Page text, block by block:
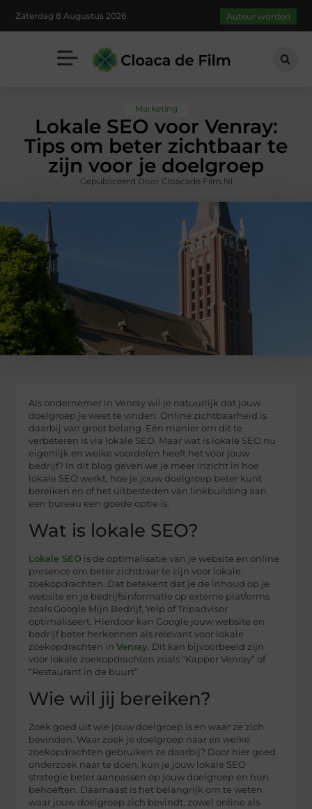
Zaterdag 8 Augustus 2026 Auteur worden
Marketing
Lokale SEO voor Venray:
Tips om beter zichtbaar te
zijn voor je doelgroep
Gepubliceerd Door Cloacade Film.nl
Als ondernemer in Venray wil je natuurlijk dat jouw
doelgroep je weet te vinden. Online zichtbaarheid is
daarbij van groot belang. Eén manier om dit te
verbeteren is via lokale SEO. Maar wat is lokale SEO nu
eigenlijk en welke voordelen heeft het voor jouw
bedrijf? In dit blog geven we je meer inzicht in hoe
lokale SEO werkt, hoe je jouw doelgroep beter kunt
bereiken en of het uitbesteden van linkbuilding aan
een bureau een goede optie is.
Wat is lokale SEO?
Lokale SEO is de optimalisatie van je website en online
presence om beter zichtbaar te zijn voor lokale
zoekopdrachten. Dat betekent dat je de inhoud op je
website en je bedrijfsinformatie op externe platforms
zoals Google Mijn Bedrijf, Yelp of Tripadvisor
optimaliseert. Hierdoor kan Google jouw website en
bedrijf beter herkennen als relevant voor lokale
zoekopdrachten inVenray. Dit kan bijvoorbeeld zijn
voor lokale zoekopdrachten zoals “Kapper Venray” of
“Restaurant in de buurt”.
Wie wil jij bereiken?
Zoek goed uit wie jouw doelgroep is en waar ze zich
bevinden. Waar zoek je doelgroep naar en welke
zoekopdrachten gebruiken ze daarbij? Door hier goed
onderzoek naar te doen, kun je jouw lokale SEO
strategie beter aanpassen op jouw doelgroep en hun
behoeften. Daarnaast is het belangrijk om te weten
waar jouw doelgroep zich bevindt, zowel online als